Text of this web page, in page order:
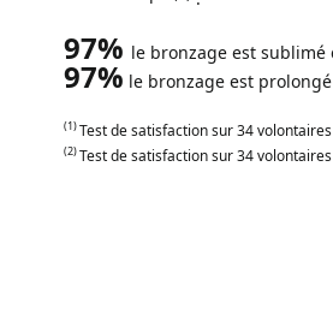
97% le bronzage est
97% le bronzage est
(1)Test de satisfaction sur 34
(2)Test de satisfaction sur 34